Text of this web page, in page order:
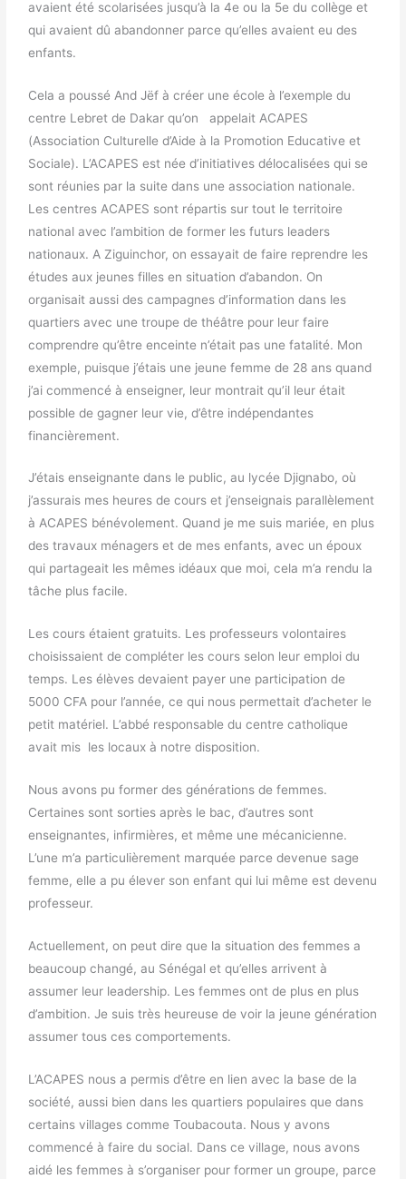
avaient été scolarisées jusqu’à la 4e ou la 5e du collège et
qui avaient dû abandonner parce qu’elles avaient eu des
enfants.
Cela a poussé And Jëf à créer une école à l’exemple du
centre Lebret de Dakar qu’on appelait ACAPES
(Association Culturelle d’Aide à la Promotion Educative et
Sociale). L’ACAPES est née d’initiatives délocalisées qui se
sont réunies par la suite dans une association nationale.
Les centres ACAPES sont répartis sur tout le territoire
national avec l’ambition de former les futurs leaders
nationaux. A Ziguinchor, on essayait de faire reprendre les
études aux jeunes filles en situation d’abandon. On
organisait aussi des campagnes d’information dans les
quartiers avec une troupe de théâtre pour leur faire
comprendre qu’être enceinte n’était pas une fatalité. Mon
exemple, puisque j’étais une jeune femme de 28 ans quand
j’ai commencé à enseigner, leur montrait qu’il leur était
possible de gagner leur vie, d’être indépendantes
financièrement.
J’étais enseignante dans le public, au lycée Djignabo, où
j’assurais mes heures de cours et j’enseignais parallèlement
à ACAPES bénévolement. Quand je me suis mariée, en plus
des travaux ménagers et de mes enfants, avec un époux
qui partageait les mêmes idéaux que moi, cela m’a rendu la
tâche plus facile.
Les cours étaient gratuits. Les professeurs volontaires
choisissaient de compléter les cours selon leur emploi du
temps. Les élèves devaient payer une participation de
5000 CFA pour l’année, ce qui nous permettait d’acheter le
petit matériel. L’abbé responsable du centre catholique
avait mis les locaux à notre disposition.
Nous avons pu former des générations de femmes.
Certaines sont sorties après le bac, d’autres sont
enseignantes, infirmières, et même une mécanicienne.
L’une m’a particulièrement marquée parce devenue sage
femme, elle a pu élever son enfant qui lui même est devenu
professeur.
Actuellement, on peut dire que la situation des femmes a
beaucoup changé, au Sénégal et qu’elles arrivent à
assumer leur leadership. Les femmes ont de plus en plus
d’ambition. Je suis très heureuse de voir la jeune génération
assumer tous ces comportements.
L’ACAPES nous a permis d’être en lien avec la base de la
société, aussi bien dans les quartiers populaires que dans
certains villages comme Toubacouta. Nous y avons
commencé à faire du social. Dans ce village, nous avons
aidé les femmes à s’organiser pour former un groupe, parce